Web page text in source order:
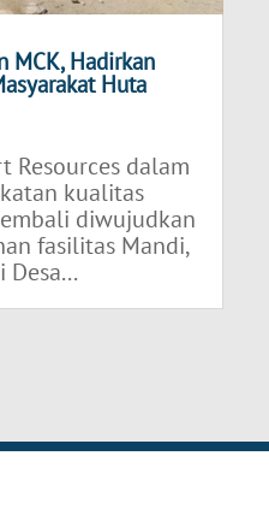
MCK, Hadirkan
Huta
Resources dalam
kualitas
diwujudkan
fasilitas Mandi,
Desa...